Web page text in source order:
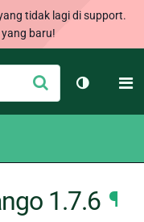
tidak lagi di support.
baru!
Ajukan
Ganti
1.7.6 ¶